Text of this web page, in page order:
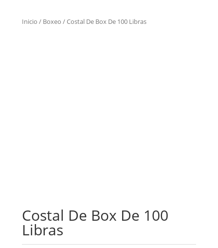
Inicio / Boxeo / Costal De Box De 100 Libras
Costal De Box De 100
Libras